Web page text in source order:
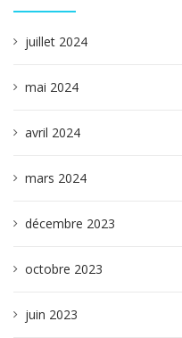
juillet 2024
mai 2024
avril 2024
mars 2024
décembre 2023
octobre 2023
juin 2023